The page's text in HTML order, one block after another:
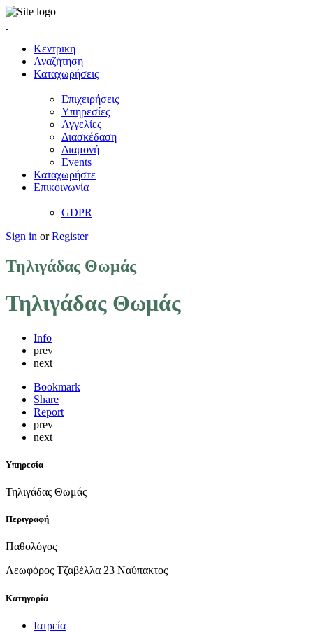
Κεντρικη
Αναζήτηση
Καταχωρήσεις
Επιχειρήσεις
Υπηρεσίες
Αγγελίες
Διασκέδαση
Διαμονή
Events
Καταχωρήστε
Επικοινωνία
GDPR
Sign in or Register
Τηλιγάδας Θωμάς
Τηλιγάδας Θωμάς
Info
prev
next
Bookmark
Share
Report
prev
next
Υπηρεσία
Τηλιγάδας Θωμάς
Περιγραφή
Παθολόγος
Λεωφόρος Τζαβέλλα 23 Ναύπακτος
Κατηγορία
Ιατρεία